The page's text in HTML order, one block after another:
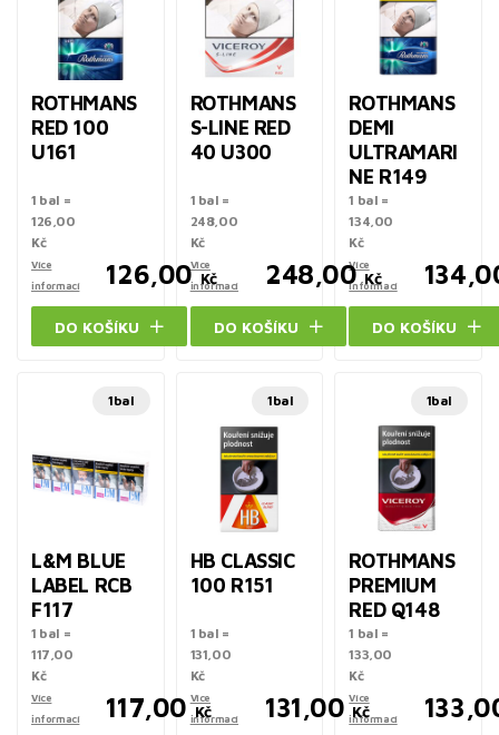
ROTHMANS
RED 100
U161
1 bal =
126,00
Kč
Více
informací
126,00 Kč
DO KOŠÍKU
ROTHMANS
S-LINE RED
40 U300
1 bal =
248,00
Kč
Více
informací
248,00 Kč
DO KOŠÍKU
ROTHMANS
DEMI
ULTRAMARI
NE R149
1 bal =
134,00
Kč
Více
informací
DO KOŠÍKU
1bal
L&M BLUE
LABEL RCB
F117
1 bal =
117,00
Kč
Více
informací
117,00 Kč
1bal
HB CLASSIC
100 R151
1 bal =
131,00
Kč
Více
informací
131,00 Kč
1bal
ROTHMANS
PREMIUM
RED Q148
1 bal =
133,00
Kč
Více
informací